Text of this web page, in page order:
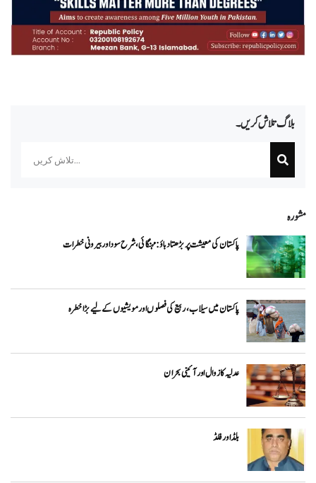
بلاگ تلاش کریں۔
مشورہ
پاکستان کی معیشت پر بڑھتا دباؤ: مہنگائی، شرح سود اور بیرونی خطرات
پاکستان میں سیلاب، ربیع کی فصلوں اور مویشیوں کے لیے بڑا خطرہ
عدلیہ کا زوال اور آئینی بحران
بلڈ اور فلڈ